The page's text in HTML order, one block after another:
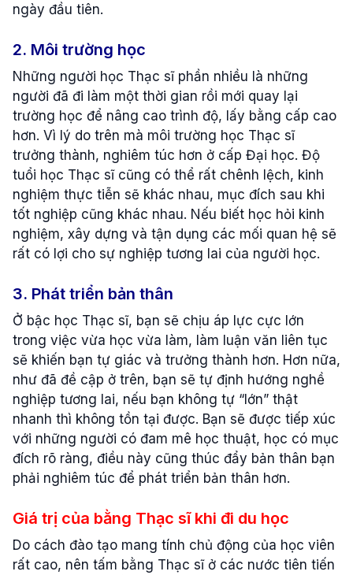
ngày đầu tiên.
2. Môi trường học
Những người học Thạc sĩ phần nhiều là những
người đã đi làm một thời gian rồi mới quay lại
trường học để nâng cao trình độ, lấy bằng cấp cao
hơn. Vì lý do trên mà môi trường học Thạc sĩ
trưởng thành, nghiêm túc hơn ở cấp Đại học. Độ
tuổi học Thạc sĩ cũng có thể rất chênh lệch, kinh
nghiệm thực tiễn sẽ khác nhau, mục đích sau khi
tốt nghiệp cũng khác nhau. Nếu biết học hỏi kinh
nghiệm, xây dựng và tận dụng các mối quan hệ sẽ
rất có lợi cho sự nghiệp tương lai của người học.
3. Phát triển bản thân
Ở bậc học Thạc sĩ, bạn sẽ chịu áp lực cực lớn
trong việc vừa học vừa làm, làm luận văn liên tục
sẽ khiến bạn tự giác và trưởng thành hơn. Hơn nữa,
như đã đề cập ở trên, bạn sẽ tự định hướng nghề
nghiệp tương lai, nếu bạn không tự “lớn” thật
nhanh thì không tồn tại được. Bạn sẽ được tiếp xúc
với những người có đam mê học thuật, học có mục
đích rõ ràng, điều này cũng thúc đẩy bản thân bạn
phải nghiêm túc để phát triển bản thân hơn.
Giá trị của bằng Thạc sĩ khi đi du học
Do cách đào tạo mang tính chủ động của học viên
rất cao, nên tấm bằng Thạc sĩ ở các nước tiên tiến